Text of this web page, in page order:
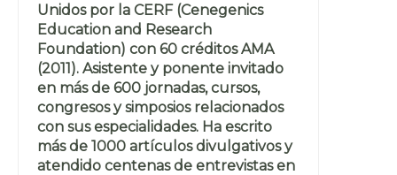
Unidos por la CERF (Cenegenics
Education and Research
Foundation) con 60 créditos AMA
(2011). Asistente y ponente invitado
en más de 600 jornadas, cursos,
congresos y simposios relacionados
con sus especialidades. Ha escrito
más de 1000 artículos divulgativos y
atendido centenas de entrevistas en